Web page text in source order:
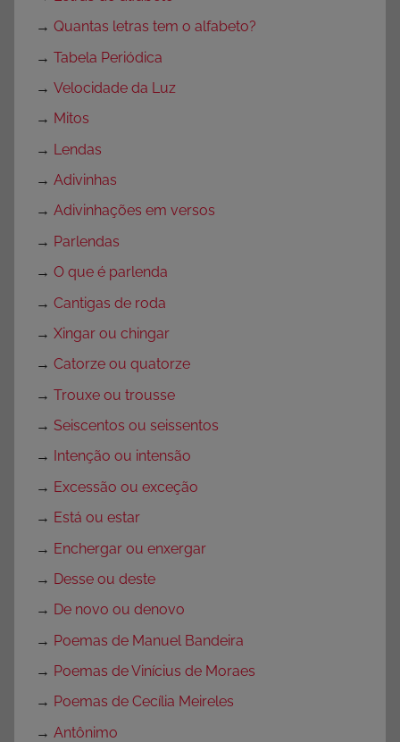
→ Quantas letras tem o alfabeto?
→ Tabela Periódica
→ Velocidade da Luz
→ Mitos
→ Lendas
→ Adivinhas
→ Adivinhações em versos
→ Parlendas
→ O que é parlenda
→ Cantigas de roda
→ Xingar ou chingar
→ Catorze ou quatorze
→ Trouxe ou trousse
→ Seiscentos ou seissentos
→
Intenção ou intensão
→ Excessão ou exceção
→ Está ou estar
→ Enchergar ou enxergar
→ Desse ou deste
→ De novo ou denovo
→ Poemas de Manuel Bandeira
→ Poemas de Vinícius de Moraes
→ Poemas de Cecília Meireles
→ Antônimo